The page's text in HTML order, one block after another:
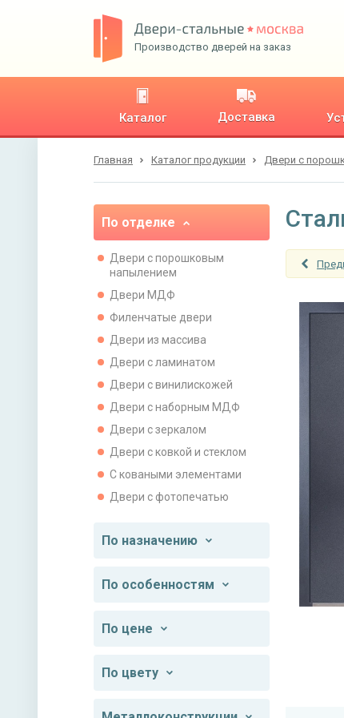
Производство дверей на заказ
Каталог Доставка
Главная Каталог продукции Двери с
По отделке
Двери с порошковым
напылением
Двери МДФ
Филенчатые двери
Двери из массива
Двери с ламинатом
Двери с винилискожей
Двери с наборным МДФ
Двери с зеркалом
Двери с ковкой и стеклом
С коваными элементами
Двери с фотопечатью
По назначению
По особенностям
По цене
По цвету